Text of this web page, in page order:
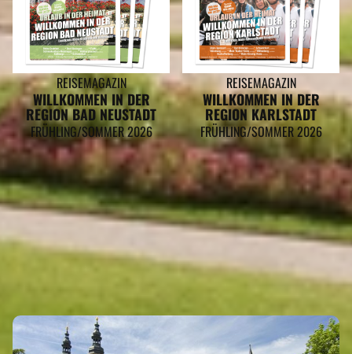
REISEMAGAZIN
WILLKOMMEN IN DER
REGION BAD NEUSTADT
FRÜHLING/SOMMER 2026
REISEMAGAZIN
WILLKOMMEN IN DER
REGION KARLSTADT
FRÜHLING/SOMMER 2026
GERSFELD GEHÖRT ZU DEN
REGIONEN